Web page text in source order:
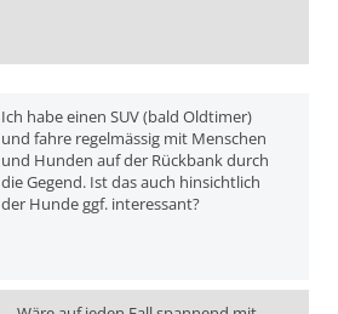
Ich habe einen SUV (bald Oldtimer)
und fahre regelmässig mit Menschen
und Hunden auf der Rückbank durch
die Gegend. Ist das auch hinsichtlich
der Hunde ggf. interessant?